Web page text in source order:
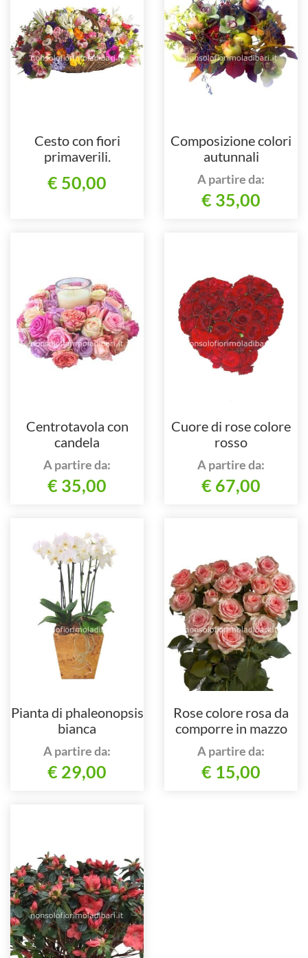
Cesto con fiori
primaverili.
€ 50,00
Composizione colori
autunnali
A partire da:
€ 35,00
Centrotavola con
candela
A partire da:
€ 35,00
Cuore di rose colore
rosso
A partire da:
€ 67,00
Pianta di phaleonopsis
bianca
A partire da:
€ 29,00
Rose colore rosa da
comporre in mazzo
per numero di steli.
A partire da:
€ 15,00